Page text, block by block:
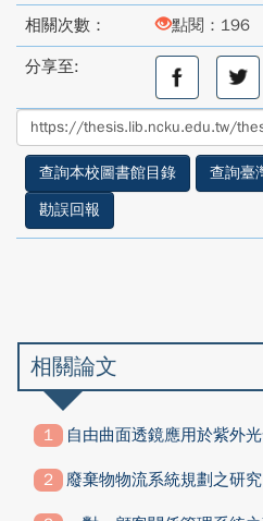
相關次數： 點閱：196
分享至:
分
至
facebook
分
享
至
twitter
查詢本校圖書館目錄
查詢臺
勘誤回報
相關論文
自由曲面透鏡應用於紫外
廢棄物物流系統規劃之研究